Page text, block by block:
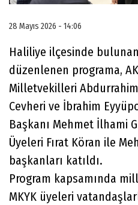
28 Mayıs 2026 - 14:06
Haliliye ilçesinde
düzenlenen programa,
Milletvekilleri
Cevheri ve İbrahim
Başkanı Mehmet İlhami
Üyeleri Fırat Köran ile
başkanları katıldı.
Program kapsamında
MKYK üyeleri